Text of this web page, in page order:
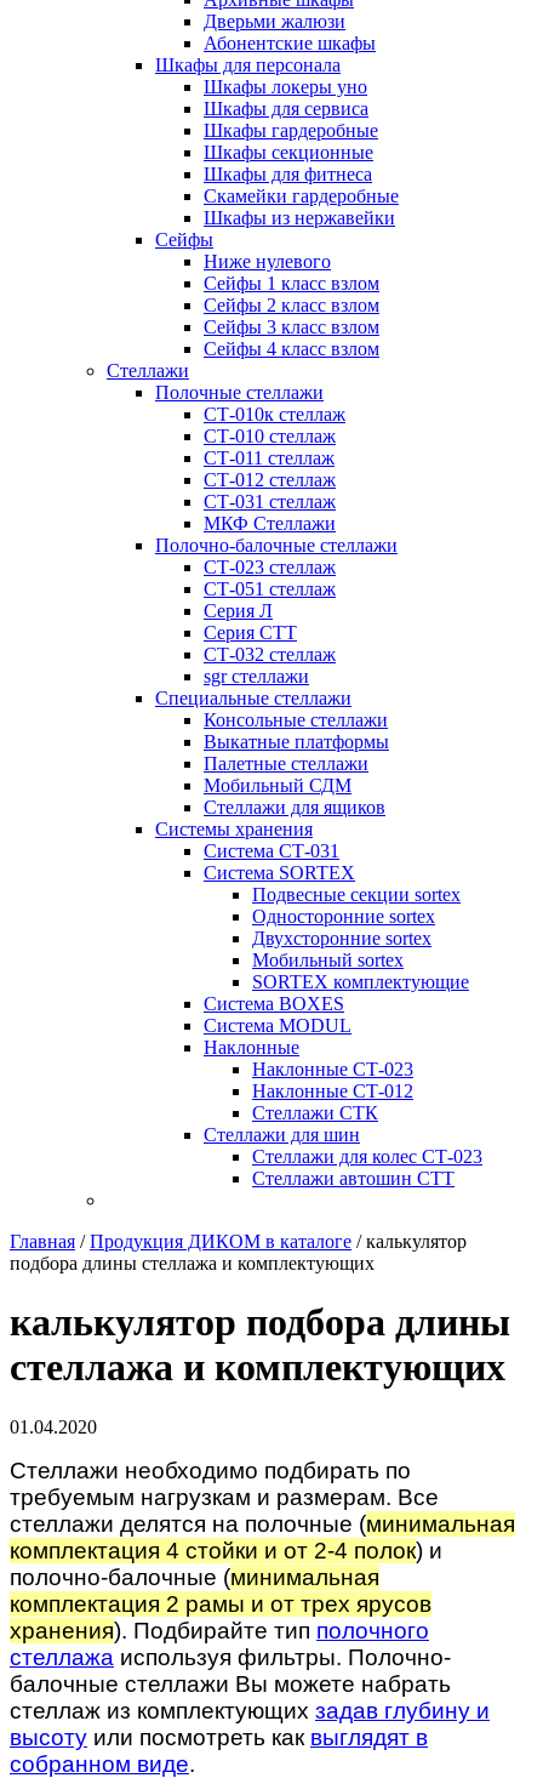
Дверьми жалюзи
Абонентские шкафы
Шкафы для персонала
Шкафы локеры уно
Шкафы для сервиса
Шкафы гардеробные
Шкафы секционные
Шкафы для фитнеса
Скамейки гардеробные
Шкафы из нержавейки
Сейфы
Ниже нулевого
Сейфы 1 класс взлом
Сейфы 2 класс взлом
Сейфы 3 класс взлом
Сейфы 4 класс взлом
Стеллажи
Полочные стеллажи
СТ-010к стеллаж
СТ-010 стеллаж
СТ-011 стеллаж
СТ-012 стеллаж
СТ-031 стеллаж
МКФ Стеллажи
Полочно-балочные стеллажи
СТ-023 стеллаж
СТ-051 стеллаж
Серия Л
Серия СТТ
СТ-032 стеллаж
sgr стеллажи
Специальные стеллажи
Консольные стеллажи
Выкатные платформы
Палетные стеллажи
Мобильный СДМ
Стеллажи для ящиков
Системы хранения
Система СТ-031
Система SORTEX
Подвесные секции sortex
Односторонние sortex
Двухсторонние sortex
Мобильный sortex
SORTEX комплектующие
Система BOXES
Система MODUL
Наклонные
Наклонные СТ-023
Наклонные СТ-012
Стеллажи СТК
Стеллажи для шин
Стеллажи для колес СТ-023
Стеллажи автошин СТТ
Главная /Продукция ДИКОМ в каталоге /калькулятор
подбора длины стеллажа и комплектующих
калькулятор подбора длины
стеллажа и комплектующих
01.04.2020
Стеллажи необходимо подбирать по
требуемым нагрузкам и размерам. Все
стеллажи делятся на полочные (минимальная
комплектация 4 стойки и от 2-4 полок) и
полочно-балочные (минимальная
комплектация 2 рамы и от трех ярусов
хранения). Подбирайте тип полочного
стеллажа используя фильтры. Полочно-
балочные стеллажи Вы можете набрать
стеллаж из комплектующих задав глубину и
высоту или посмотреть как выглядят в
собранном виде.